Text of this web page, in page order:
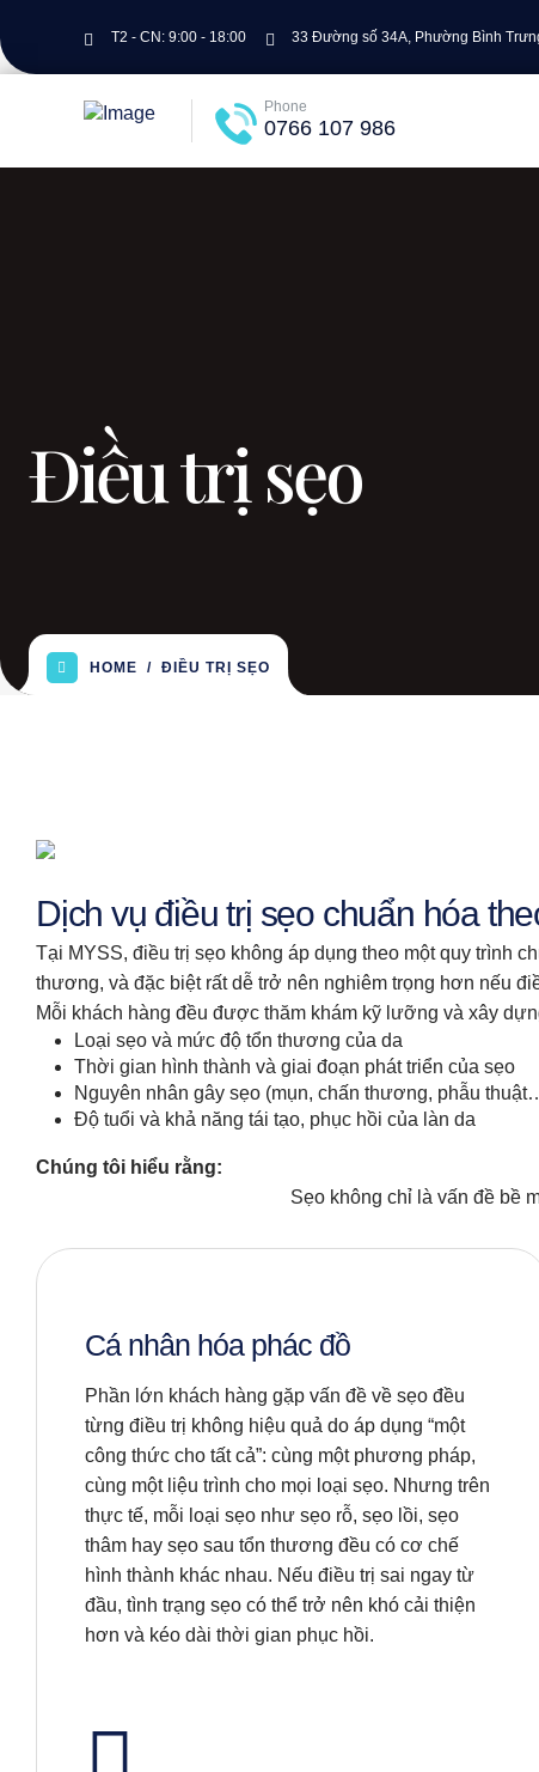
T2 - CN: 9:00 - 18:00 33 Đường số 34A, Phường Bình
Phone
0766 107 986
Điều trị sẹo
HOME ĐIỀU TRỊ SẸO
Dịch vụ điều trị sẹo chuẩn hóa
Tại MYSS, điều trị sẹo không áp dụng theo một quy trình
thương, và đặc biệt rất dễ trở nên nghiêm trọng hơn nếu
Mỗi khách hàng đều được thăm khám kỹ lưỡng và xây
Loại sẹo và mức độ tổn thương của da
Thời gian hình thành và giai đoạn phát triển của sẹo
Nguyên nhân gây sẹo (mụn, chấn thương, phẫu
Độ tuổi và khả năng tái tạo, phục hồi của làn da
Chúng tôi hiểu rằng:
Sẹo không chỉ là vấn đề bề
Cá nhân hóa phác đồ
Phần lớn khách hàng gặp vấn đề về sẹo đều
từng điều trị không hiệu quả do áp dụng “một
công thức cho tất cả”: cùng một phương pháp,
cùng một liệu trình cho mọi loại sẹo. Nhưng trên
thực tế, mỗi loại sẹo như sẹo rỗ, sẹo lồi, sẹo
thâm hay sẹo sau tổn thương đều có cơ chế
hình thành khác nhau. Nếu điều trị sai ngay từ
đầu, tình trạng sẹo có thể trở nên khó cải thiện
hơn và kéo dài thời gian phục hồi.